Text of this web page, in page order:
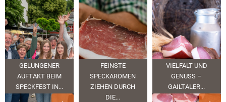
GELUNGENER
AUFTAKT BEIM
SPECKFEST IN...
FEINSTE
SPECKAROMEN
ZIEHEN DURCH
DIE...
VIELFALT UND
GENUSS –
GAILTALER...